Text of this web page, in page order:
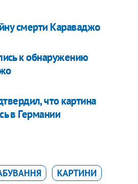
смерти Караваджо
к обнаружению
что картина
в Германии
КАРТИНИ